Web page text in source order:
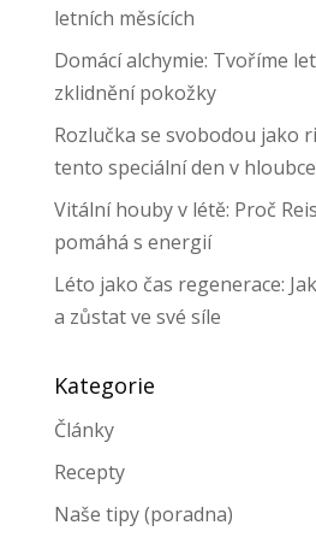
letních měsících
Domácí alchymie: Tvoříme
zklidnění pokožky
Rozlučka se svobodou jako
tento speciální den v
Vitální houby v létě: Proč
pomáhá s energií
Léto jako čas regenerace:
a zůstat ve své síle
Kategorie
Články
Recepty
Naše tipy (poradna)